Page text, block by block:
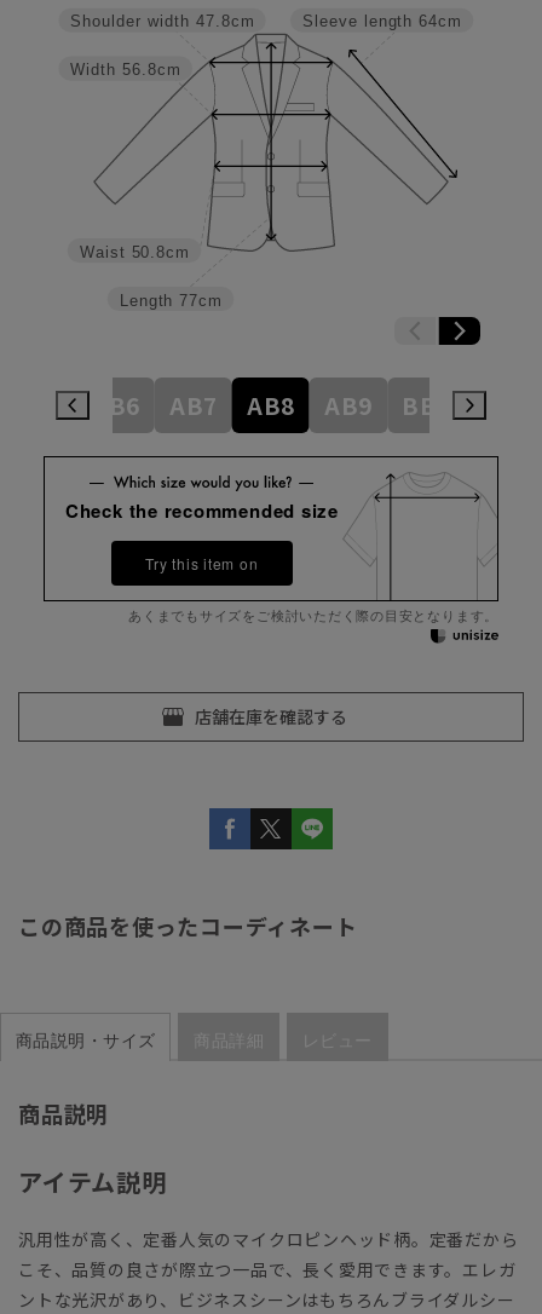
Sleeve length 64cm
Length 77cm
Waist 50.8cm
Width 56.8cm
Shoulder width 47.8cm
AB6 AB7 AB8 AB9 BE3
Check the recommended size
Try this item on
あくまでもサイズをご検討いただく際の目安となります。
この商品を使ったコーディネート
商品説明・サイズ 商品詳細 レビュー
商品説明
アイテム説明
汎用性が高く、定番人気のマイクロピンヘッド柄。定番だから
こそ、品質の良さが際立つ一品で、長く愛用できます。エレガ
ントな光沢があり、ビジネスシーンはもちろんブライダルシー